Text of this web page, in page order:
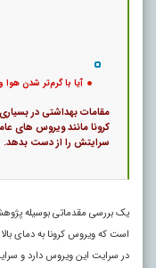
آیا با گرم‌تر شدن
مقامات بهداشتی در
کرونا مانند ویروس‌ های
سرایتش را از دست بدهد.
یک بررسی مقدماتی بوسیله
است که ویروس کرونا به دمای
در سرایت این ویروس دارد و